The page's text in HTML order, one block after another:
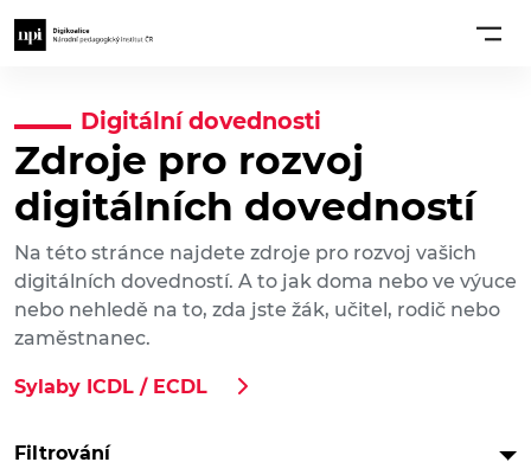
Digitální dovednosti
Zdroje pro rozvoj
digitálních dovedností
Na této stránce najdete zdroje pro rozvoj vašich
digitálních dovedností. A to jak doma nebo ve výuce
nebo nehledě na to, zda jste žák, učitel, rodič nebo
zaměstnanec.
Sylaby ICDL / ECDL
Filtrování